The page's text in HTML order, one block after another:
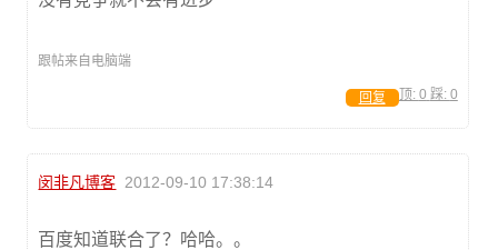
跟帖来自电脑端
顶: 0 踩: 0
回复
闵非凡博客 2012-09-10 17:38:14
百度知道联合了？哈哈。。